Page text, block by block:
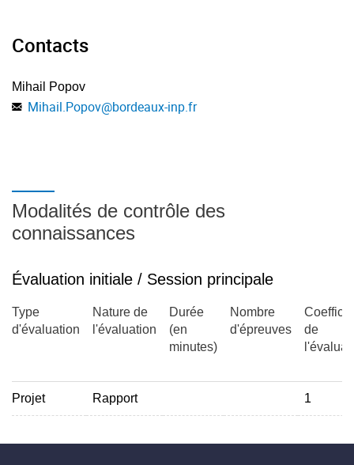
Contacts
Mihail Popov
Mihail.Popov@bordeaux-inp.fr
Modalités de contrôle des
connaissances
Évaluation initiale / Session principale
Type
d'évaluation
Nature de
l'évaluation
Durée
(en
minutes)
Nombre
d'épreuves
de
Projet Rapport 1